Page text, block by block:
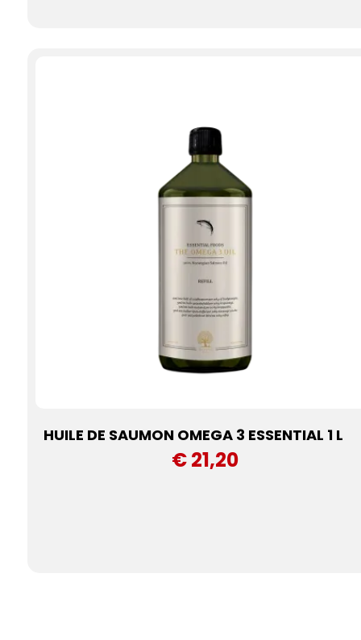
HUILE DE SAUMON OMEGA 3 ESSENTIAL 1 L
€ 21,20